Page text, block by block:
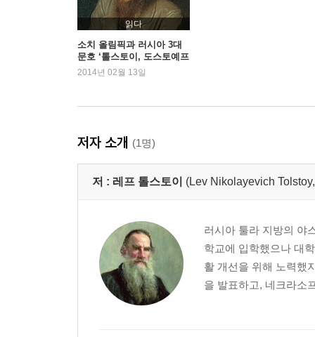
읽다
소치 올림픽과 러시아 3대
문호 ‘톨스토이, 도스토예프
스키, 투르게네프’
2014년 02월 13일
저자 소개 (1명)
저 : 레프 톨스토이 (Lev Nikolayevich
러시아 툴라 지방의 야
학교에 입학했으나 대
활 개선을 위해 노력했
을 발표하고, 네크라소